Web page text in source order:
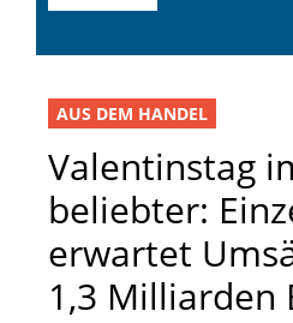
AUS DEM HANDEL
Valentinstag
beliebter:
erwartet
1,3 Milliarden